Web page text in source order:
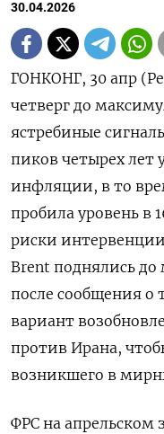
30.04.2026
ГОНКОНГ, 30 апр
четверг до
ястребиные
пиков четырех лет
инфляции, в то
пробила уровень в
риски
Brent поднялись до
после сообщения
вариант
против Ирана,
возникшего ⁠в
ФРС на апрельском